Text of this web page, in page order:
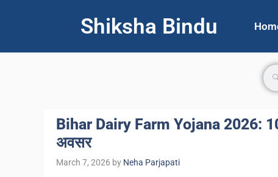
Shiksha Bindu
Bihar Dairy Farm Yojana 2026:
अवसर
March 7, 2026 by Neha Parjapati